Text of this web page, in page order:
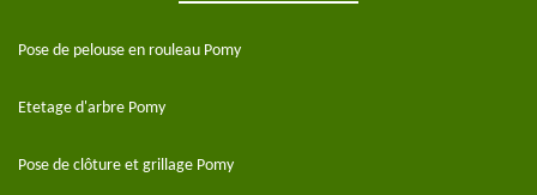
Pose de pelouse en rouleau Pomy
Etetage d'arbre Pomy
Pose de clôture et grillage Pomy